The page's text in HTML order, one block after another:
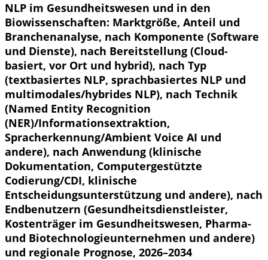
NLP im Gesundheitswesen und in den
Biowissenschaften: Marktgröße, Anteil und
Branchenanalyse, nach Komponente (Software
und Dienste), nach Bereitstellung (Cloud-
basiert, vor Ort und hybrid), nach Typ
(textbasiertes NLP, sprachbasiertes NLP und
multimodales/hybrides NLP), nach Technik
(Named Entity Recognition
(NER)/Informationsextraktion,
Spracherkennung/Ambient Voice AI und
andere), nach Anwendung (klinische
Dokumentation, Computergestützte
Codierung/CDI, klinische
Entscheidungsunterstützung und andere), nach
Endbenutzern (Gesundheitsdienstleister,
Kostenträger im Gesundheitswesen, Pharma-
und Biotechnologieunternehmen und andere)
und regionale Prognose, 2026–2034